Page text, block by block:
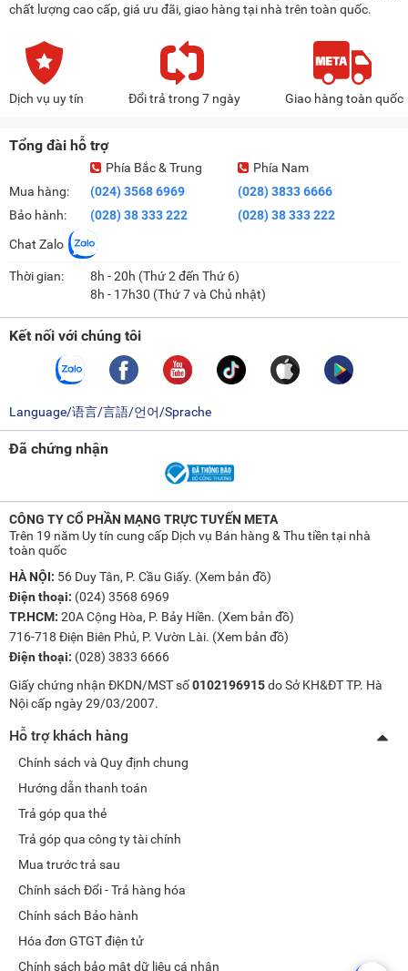
chất lượng cao cấp, giá ưu đãi, giao hàng tại nhà trên toàn quốc.
Dịch vụ uy tín Đổi trả trong 7 ngày Giao hàng toàn quốc
Tổng đài hỗ trợ
Mua hàng:
Bảo hành:
Phía Bắc & Trung
(024) 3568 6969
(028) 38 333 222
Phía Nam
(028) 3833 6666
(028) 38 333 222
Chat Zalo
Thời gian:
8h - 20h (Thứ 2 đến Thứ 6)
8h - 17h30 (Thứ 7 và Chủ nhật)
Kết nối với chúng tôi
Language/语言/言語/언어/Sprache
Đã chứng nhận
CÔNG TY CỔ PHẦN MẠNG TRỰC TUYẾN META
Trên 19 năm Uy tín cung cấp Dịch vụ Bán hàng & Thu tiền tại nhà
toàn quốc
HÀ NỘI: 56 Duy Tân, P. Cầu Giấy. (Xem bản đồ)
Điện thoại: (024) 3568 6969
TP.HCM: 20A Cộng Hòa, P. Bảy Hiền. (Xem bản đồ)
716-718 Điện Biên Phủ, P. Vườn Lài. (Xem bản đồ)
Điện thoại: (028) 3833 6666
Giấy chứng nhận ĐKDN/MST số0102196915do Sở KH&ĐT TP. Hà
Nội cấp ngày 29/03/2007.
Hỗ trợ khách hàng
Chính sách và Quy định chung
Hướng dẫn thanh toán
Trả góp qua thẻ
Trả góp qua công ty tài chính
Mua trước trả sau
Chính sách Đổi - Trả hàng hóa
Chính sách Bảo hành
Hóa đơn GTGT điện tử
Chính sách bảo mật dữ liệu cá nhân